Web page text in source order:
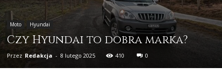
Moto Hyundai
Czy Hyundai to dobra marka?
Przez Redakcja - 8 lutego 2025 410 0